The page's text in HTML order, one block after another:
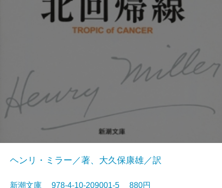
ヘンリ・ミラー／著、大久保康雄／訳
新潮文庫 978-4-10-209001-5 880円